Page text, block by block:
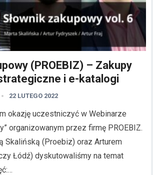
(PROEBIZ) – Zakupy
i e-katalogi
22 LUTEGO 2022
okazję uczestniczyć w Webinarze
organizowanym przez firmę PROEBIZ.
Skalińską (Proebiz) oraz Arturem
Łódź) dyskutowaliśmy na temat